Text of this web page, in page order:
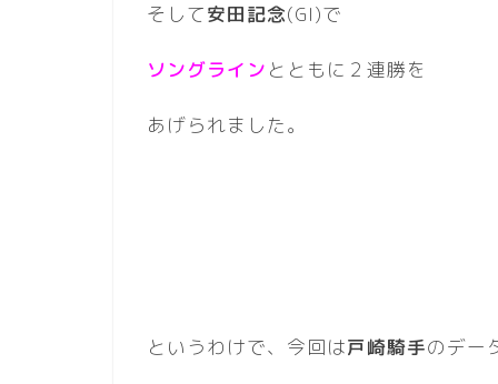
そして安田記念(GI)で
ソングライン とともに２連勝を
あげられました。
というわけで、今回は戸崎騎手のデー